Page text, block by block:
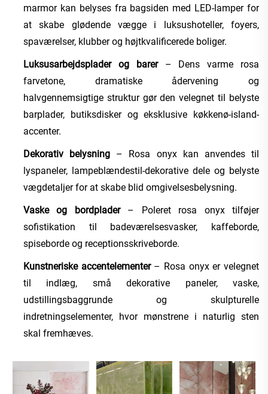
marmor kan belyses fra bagsiden med LED-lamper for
at skabe glødende vægge i luksushoteller, foyers,
spaværelser, klubber og højtkvalificerede boliger.
Luksusarbejdsplader og barer – Dens varme rosa
farvetone, dramatiske ådervening og
halvgennemsigtige struktur gør den velegnet til belyste
barplader, butiksdisker og eksklusive køkkenø-island-
accenter.
Dekorativ belysning – Rosa onyx kan anvendes til
lyspaneler, lampeblændestil-dekorative dele og belyste
vægdetaljer for at skabe blid omgivelsesbelysning.
Vaske og bordplader – Poleret rosa onyx tilføjer
sofistikation til badeværelsesvasker, kaffeborde,
spiseborde og receptionsskriveborde.
Kunstneriske accentelementer – Rosa onyx er velegnet
til indlæg, små dekorative paneler, vaske,
udstillingsbaggrunde og skulpturelle
indretningselementer, hvor mønstrene i naturlig sten
skal fremhæves.